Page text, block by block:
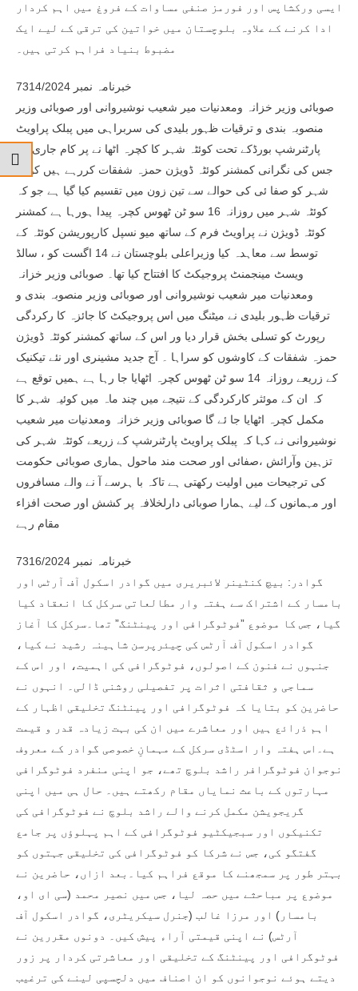
ایسی ورکشاپس اور فورمز صنفی مساوات کے فروغ میں اہم کردار
ادا کرنے کے علاوہ بلوچستان میں خواتین کی ترقی کے لیے ایک
مضبوط بنیاد فراہم کرتی ہیں۔
خبرنامہ نمبر 7314/2024
صوبائی وزیر خزانہ ومعدنیات میر شعیب نوشیروانی اور صوبائی وزیر
منصوبہ بندی و ترقیات ظہور بلیدی کی سربراہی میں پبلک پراویٹ
پارٹنرشپ بورڈکے تحت کوئٹہ شہر کا کچرہ اٹھا نے پر کام جاری ہے
جس کی نگرانی کمشنر کوئٹہ ڈویژن حمزہ شفقات کررہے ہیں کوئٹہ
شہر کو صفا ئی کی حوالے سے تین زون میں تقسیم کیا گیا ہے جو کہ
کوئٹہ شہر میں روزانہ 16 سو ٹن ٹھوس کچرہ پیدا ہورہا ہے کمشنر
کوئٹہ ڈویژن نے پراویٹ فرم کے ساتھ میو نسپل کارپوریشن کوئٹہ کے
توسط سے معاہدہ کیا وزیراعلی بلوچستان نے 14 اگست کو ، سالڈ
ویسٹ مینجمنٹ پروجیکٹ کا افتتاح کیا تھا۔ صوبائی وزیر خزانہ
ومعدنیات میر شعیب نوشیروانی اور صوبائی وزیر منصوبہ بندی و
ترقیات ظہور بلیدی نے میٹنگ میں اس پروجیکٹ کا جائزہ کا رکردگی
رپورٹ کو تسلی بخش قرار دیا ور اس کے ساتھ کمشنر کوئٹہ ڈویژن
حمزہ شفقات کے کاوشوں کو سراہا ۔ آج جدید مشینری اور نئے تیکنیک
کے زریعے روزانہ 14 سو ٹن ٹھوس کچرہ اٹھایا جا رہا ہے ہمیں توقع ہے
کہ ان کے موئثر کارکردگی کے نتیجے میں چند ماہ میں کوئیہ شہر کا
مکمل کچرہ اٹھایا جا ئے گا صوبائی وزیر خزانہ ومعدنیات میر شعیب
نوشیروانی نے کہا کہ پبلک پراویٹ پارٹنرشپ کے زریعے کوئٹہ شہر کی
تزہین وآرائش ،صفائی اور صحت مند ماحول ہماری صوبائی حکومت
کی ترجیحات میں اولیت رکھتی ہے تاکہ با ہرسے آ نے والے مسافروں
اور مہمانوں کے لیے ہمارا صوبائی دارلخلافہ پر کشش اور صحت افزاء
مقام رہے
خبرنامہ نمبر 7316/2024
گوادر: بیچ کنٹینر لائبریری میں گوادر اسکول آف آرٹس اور
بامسار کے اشتراک سے ہفتہ وار مطالعاتی سرکل کا انعقاد کیا
گیا، جس کا موضوع ”فوٹوگرافی اور پینٹنگ” تھا۔سرکل کا آغاز
گوادر اسکول آف آرٹس کی چیئرپرسن شاہینہ رشید نے کیا،
جنہوں نے فنون کے اصولوں، فوٹوگرافی کی اہمیت، اور اس کے
سماجی و ثقافتی اثرات پر تفصیلی روشنی ڈالی۔ انہوں نے
حاضرین کو بتایا کہ فوٹوگرافی اور پینٹنگ تخلیقی اظہار کے
اہم ذرائع ہیں اور معاشرے میں ان کی بہت زیادہ قدر و قیمت
ہے۔اس ہفتہ وار اسٹڈی سرکل کے مہمانِ خصوصی گوادر کے معروف
نوجوان فوٹوگرافر راشد بلوچ تھے، جو اپنی منفرد فوٹوگرافی
مہارتوں کے باعث نمایاں مقام رکھتے ہیں۔ حال ہی میں اپنی
گریجویشن مکمل کرنے والے راشد بلوچ نے فوٹوگرافی کی
تکنیکوں اور سبجیکٹیو فوٹوگرافی کے اہم پہلوؤں پر جامع
گفتگو کی، جس نے شرکا کو فوٹوگرافی کی تخلیقی جہتوں کو
بہتر طور پر سمجھنے کا موقع فراہم کیا۔بعد ازاں، حاضرین نے
موضوع پر مباحثے میں حصہ لیا، جس میں نصیر محمد (سی ای او،
بامسار) اور مرزا غالب (جنرل سیکریٹری، گوادر اسکول آف
آرٹس) نے اپنی قیمتی آراء پیش کیں۔ دونوں مقررین نے
فوٹوگرافی اور پینٹنگ کے تخلیقی اور معاشرتی کردار پر زور
دیتے ہوئے نوجوانوں کو ان اصناف میں دلچسپی لینے کی ترغیب